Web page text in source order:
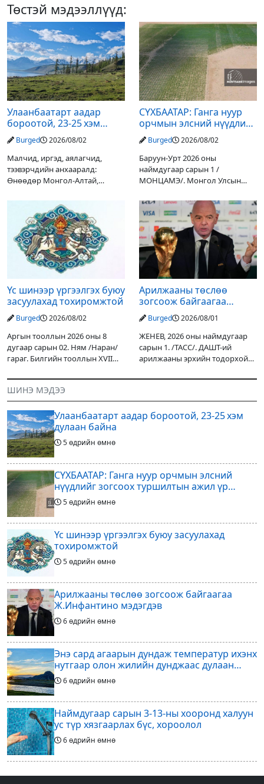
Төстэй мэдээллүүд:
Улаанбаатарт аадар
бороотой, 23-25 хэм
дулаан байна
Burged 2026/08/02
Малчид, иргэд, аялагчид,
тээвэрчдийн анхааралд:
Өнөөдөр Монгол-Алтай,
уулархаг нутгаар бороо, дуу
цахилгаантай аадар бороо
орох тул голуудын усны
түвшин нэмэгдэх, нөөлөг
СҮХБААТАР: Ганга нуур
орчмын элсний нүүдлийг
зогсоох туршилтын ажил
үр дүнгээ өгч эхэлжээ
Burged 2026/08/02
Баруун-Урт 2026 оны
наймдугаар сарын 1 /
МОНЦАМЭ/. Монгол Улсын
Дарьгангын Ганга нуурыг
сэргээн, хамгаалах төслийг
улсын төсвийн хөрөнгө
оруулалтаар хийж буй.
Төслийн
Үс шинээр үргээлгэх буюу
засуулахад тохиромжтой
Burged 2026/08/02
Аргын тооллын 2026 оны 8
дугаар сарын 02. Ням /Наран/
гараг. Билгийн тооллын XVII
гал Морин жилийн Зуны адаг
хөхөгчин хонь сарын шинийн
19, Адъяа /Асралт/
Арилжааны төслөө
зогсоож байгаагаа
Ж.Инфантино мэдэгдэв
Burged 2026/08/01
ЖЕНЕВ, 2026 оны наймдугаар
сарын 1. /ТАСС/. ДАШТ-ий
арилжааны эрхийн тодорхой
оруулагчдад худалдах
шийдвэрлэснээ ФИФА-гийн
ерөнхийлөгч Жанни
ШИНЭ МЭДЭЭ
Улаанбаатарт аадар бороотой, 23-25 хэм
дулаан байна
5 өдрийн өмнө
СҮХБААТАР: Ганга нуур орчмын элсний
нүүдлийг зогсоох туршилтын ажил үр
дүнгээ өгч эхэлжээ
5 өдрийн өмнө
Үс шинээр үргээлгэх буюу засуулахад
тохиромжтой
5 өдрийн өмнө
Арилжааны төслөө зогсоож байгаагаа
Ж.Инфантино мэдэгдэв
6 өдрийн өмнө
Энэ сард агаарын дундаж температур ихэнх
нутгаар олон жилийн дунджаас дулаан
байна
6 өдрийн өмнө
Наймдугаар сарын 3-13-ны хооронд халуун
ус түр хязгаарлах бүс, хороолол
6 өдрийн өмнө
Үс шинээр үргээлгэх буюу засуулахад